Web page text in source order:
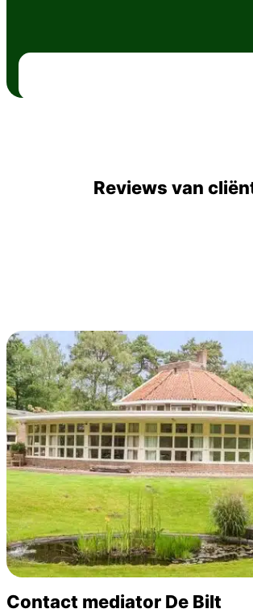
Reviews van
Contact mediator De Bilt